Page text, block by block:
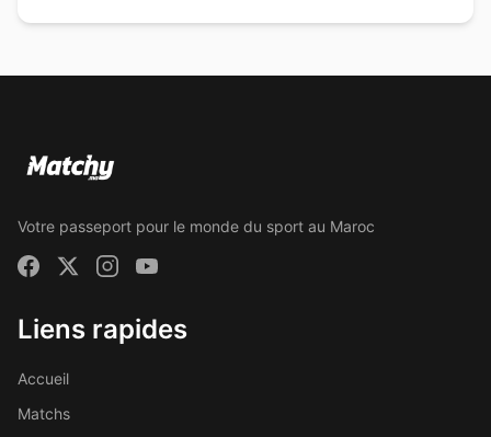
Votre passeport pour le monde du sport au Maroc
Liens rapides
Accueil
Matchs